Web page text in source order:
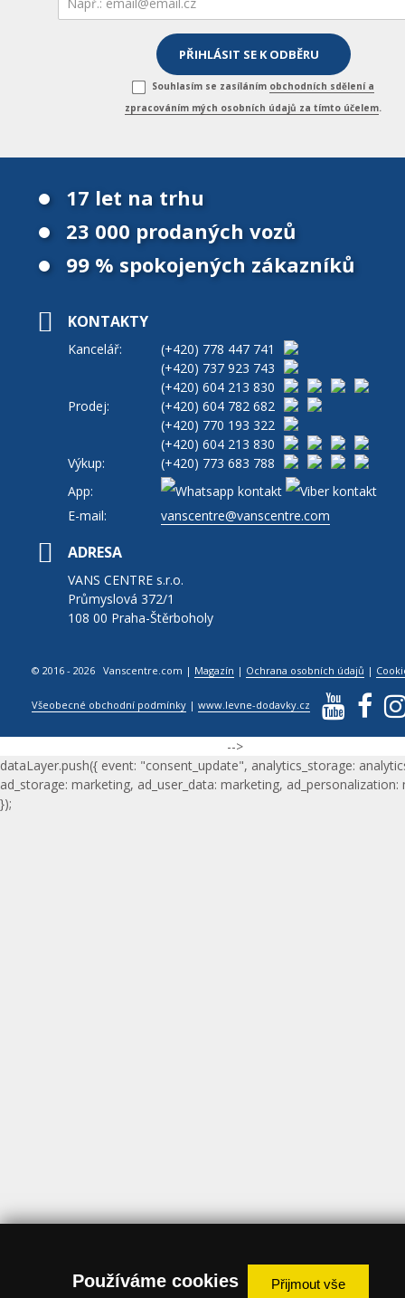
Souhlasím se zasíláním obchodních sdělení a
zpracováním mých osobních údajů za tímto účelem.
17 let na trhu
23 000 prodaných vozů
99 % spokojených zákazníků
KONTAKTY
Kancelář: (+420) 778 447 741
(+420) 737 923 743
(+420) 604 213 830
Prodej:
(+420) 604 782 682
(+420) 770 193 322
(+420) 604 213 830
Výkup:
(+420) 773 683 788
App:
E-mail:
vanscentre@vanscentre.com
ADRESA
VANS CENTRE s.r.o.
Průmyslová 372/1
108 00 Praha-Štěrboholy
© 2016 - 2026 Vanscentre.com | Magazín | Ochrana osobních údajů |
Všeobecné obchodní podmínky |www.levne-dodavky.cz
-->
dataLayer.push({ event: "consent_update", analytics_storage:
ad_storage: marketing, ad_user_data: marketing, ad_personalization:
});
Používáme cookies Přijmout vše